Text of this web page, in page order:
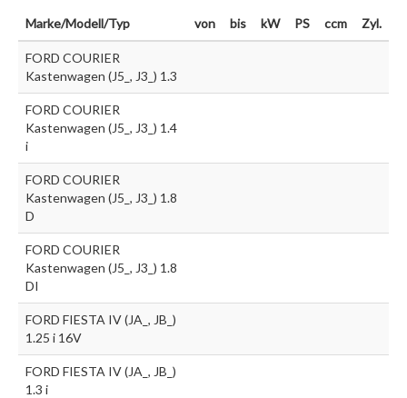
Marke/Modell/Typ von bis kW PS ccm Zyl.
FORD COURIER
Kastenwagen (J5_, J3_) 1.3
FORD COURIER
Kastenwagen (J5_, J3_) 1.4
i
FORD COURIER
Kastenwagen (J5_, J3_) 1.8
D
FORD COURIER
Kastenwagen (J5_, J3_) 1.8
DI
FORD FIESTA IV (JA_, JB_)
1.25 i 16V
FORD FIESTA IV (JA_, JB_)
1.3 i